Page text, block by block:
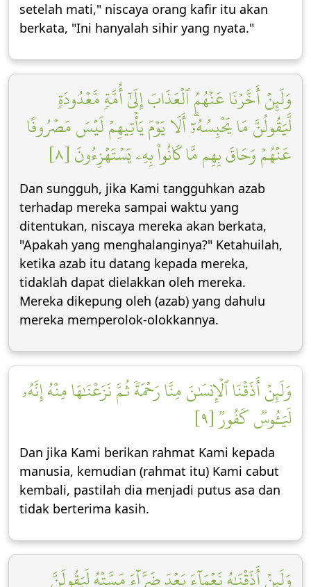
setelah mati," niscaya orang kafir itu akan
berkata, "Ini hanyalah sihir yang nyata."
وَلَئِنۡ أَخَّرۡنَا عَنۡهُمُ ٱلۡعَذَابَ إِلَىٰٓ أُمَّةٖ مَّعۡدُودَةٖ
لَّيَقُولُنَّ مَا يَحۡبِسُهُۥٓۗ أَلَا يَوۡمَ يَأۡتِيهِمۡ لَيۡسَ مَصۡرُوفًا
عَنۡهُمۡ وَحَاقَ بِهِم مَّا كَانُواْ بِهِۦ يَسۡتَهۡزِءُونَ [٨]
Dan sungguh, jika Kami tangguhkan azab
terhadap mereka sampai waktu yang
ditentukan, niscaya mereka akan berkata,
"Apakah yang menghalanginya?" Ketahuilah,
ketika azab itu datang kepada mereka,
tidaklah dapat dielakkan oleh mereka.
Mereka dikepung oleh (azab) yang dahulu
mereka memperolok-olokkannya.
وَلَئِنۡ أَذَقۡنَا ٱلۡإِنسَٰنَ مِنَّا رَحۡمَةٗ ثُمَّ نَزَعۡنَٰهَا مِنۡهُ إِنَّهُۥ
لَيَـُٔوسٞ كَفُورٞ [٩]
Dan jika Kami berikan rahmat Kami kepada
manusia, kemudian (rahmat itu) Kami cabut
kembali, pastilah dia menjadi putus asa dan
tidak berterima kasih.
وَلَئِنۡ أَذَقۡنَٰهُ نَعۡمَآءَ بَعۡدَ ضَرَّآءَ مَسَّتۡهُ لَيَقُولَنَّ